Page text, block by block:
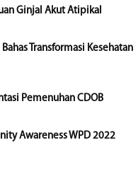
Ginjal Akut Atipikal
Transformasi Kesehatan
Pemenuhan CDOB
Awareness WPD 2022